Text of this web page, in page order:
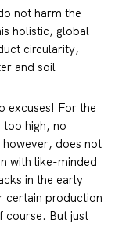
not harm the
holistic, global
circularity,
and soil
excuses! For the
too high, no
does not
with like-minded
in the early
certain production
course. But just